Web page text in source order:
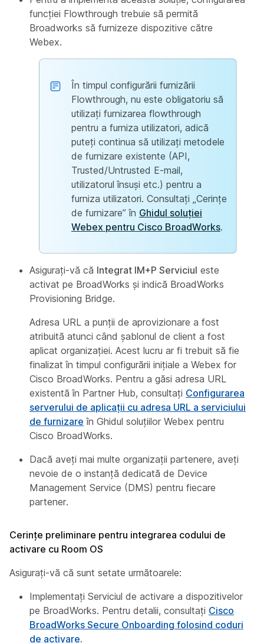
funcției Flowthrough trebuie să permită
Broadworks să furnizeze dispozitive către
Webex.
În timpul configurării furnizării
Flowthrough, nu este obligatoriu să
utilizați furnizarea flowthrough
pentru a furniza utilizatori, adică
puteți continua să utilizați metodele
de furnizare existente (API,
Trusted/Untrusted E-mail,
utilizatorul însuși etc.) pentru a
furniza utilizatori. Consultați „Cerințe
de furnizare” în Ghidul soluției
Webex pentru Cisco BroadWorks.
Asigurați-vă că Integrat IM+P Serviciul este
activat pe BroadWorks și indică BroadWorks
Provisioning Bridge.
Adresa URL a punții de aprovizionare a fost
atribuită atunci când șablonul de client a fost
aplicat organizației. Acest lucru ar fi trebuit să fie
finalizat în timpul configurării inițiale a Webex for
Cisco BroadWorks. Pentru a găsi adresa URL
existentă în Partner Hub, consultați Configurarea
serverului de aplicații cu adresa URL a serviciului
de furnizare în Ghidul soluțiilor Webex pentru
Cisco BroadWorks.
Dacă aveți mai multe organizații partenere, aveți
nevoie de o instanță dedicată de Device
Management Service (DMS) pentru fiecare
partener.
Cerințe preliminare pentru integrarea codului de
activare cu Room OS
Asigurați-vă că sunt setate următoarele:
Implementați Serviciul de activare a dispozitivelor
pe BroadWorks. Pentru detalii, consultați Cisco
BroadWorks Secure Onboarding folosind coduri
de activare.